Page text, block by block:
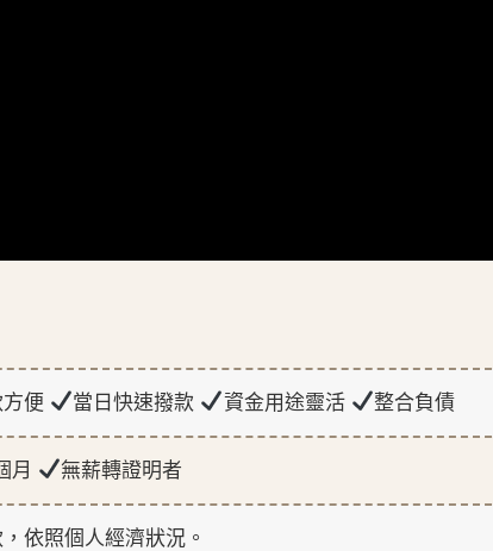
便 當日快速撥款 資金用途靈活 整合負債
月 無薪轉證明者
依照個人經濟狀況。